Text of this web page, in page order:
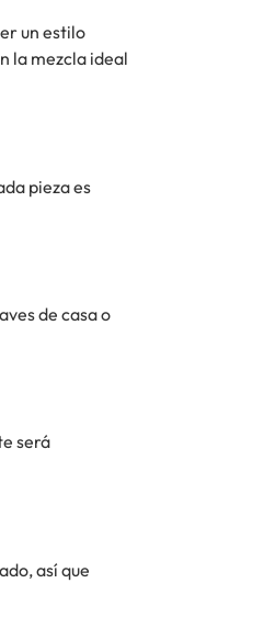
un estilo
la mezcla ideal
pieza es
de casa o
será
así que